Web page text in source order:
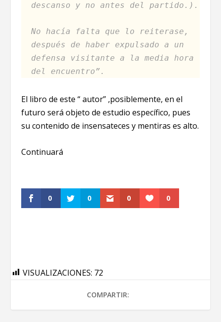
descanso y no antes del partido.).
No hacía falta que lo reiterase,
después de haber expulsado a un
defensa visitante a la media hora
del encuentro”.
El libro de este “ autor” ,posiblemente, en el
futuro será objeto de estudio específico, pues
su contenido de insensateces y mentiras es alto.
Continuará
0 0 0 0
VISUALIZACIONES: 72
COMPARTIR: